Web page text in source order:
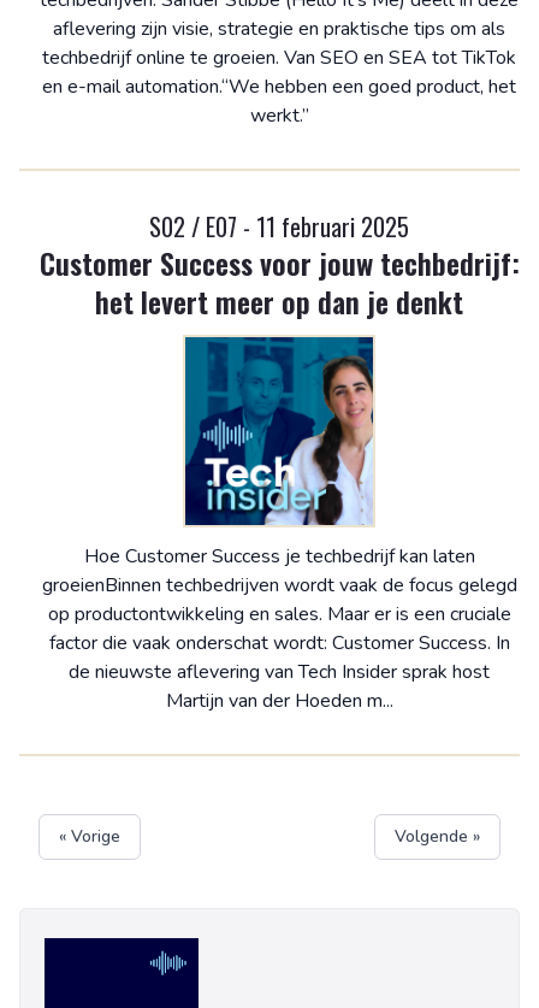
aflevering zijn visie, strategie en praktische tips om als
techbedrijf online te groeien. Van SEO en SEA tot TikTok
en e-mail automation.“We hebben een goed product, het
werkt.”
S02 / E07 - 11 februari 2025
Customer Success voor jouw techbedrijf:
het levert meer op dan je denkt
Hoe Customer Success je techbedrijf kan laten
groeienBinnen techbedrijven wordt vaak de focus gelegd
op productontwikkeling en sales. Maar er is een cruciale
factor die vaak onderschat wordt: Customer Success. In
de nieuwste aflevering van Tech Insider sprak host
Martijn van der Hoeden m...
« Vorige Volgende »